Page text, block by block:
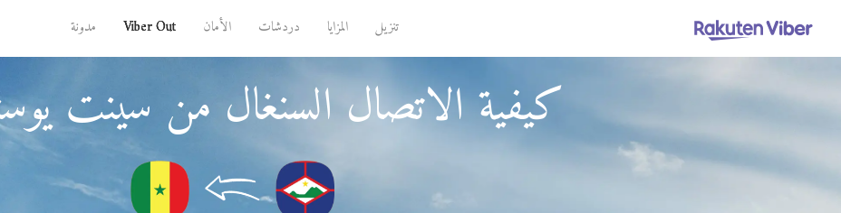
تنزيل المزايا دردشات الأمان Viber Out مدونة
كيفية الاتصال السنغال من سينت